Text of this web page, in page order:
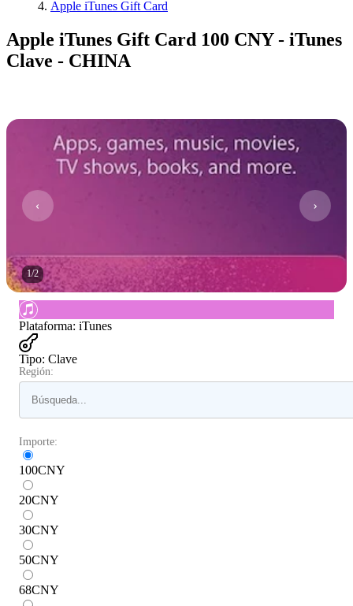
Apple iTunes Gift Card
Apple iTunes Gift Card 100 CNY - iTunes
Clave - CHINA
1/2
Plataforma: iTunes
Tipo: Clave
Región:
Importe:
100CNY
20CNY
30CNY
50CNY
68CNY